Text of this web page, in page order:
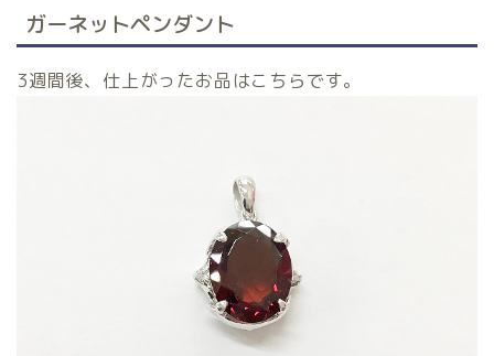
ガーネットペンダント
3週間後、仕上がったお品はこちらです。